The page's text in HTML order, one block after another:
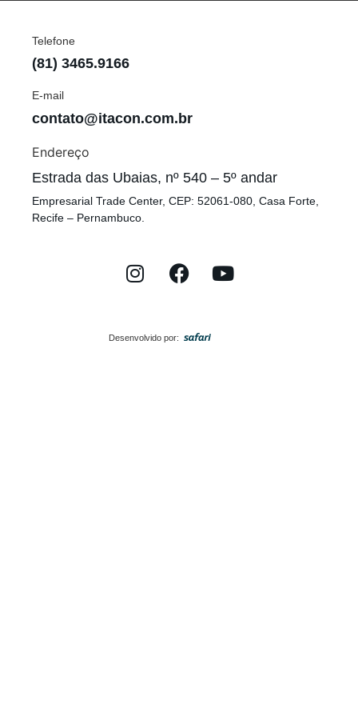
Telefone
(81) 3465.9166
E-mail
contato@itacon.com.br
Endereço
Estrada das Ubaias, nº 540 – 5º andar
Empresarial Trade Center, CEP: 52061-080, Casa Forte,
Recife – Pernambuco.
Desenvolvido por: